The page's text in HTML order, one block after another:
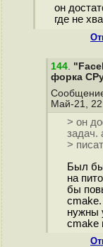
он
где не
144.
форка
Май-21,
> он
задач.
>
Был
на
бы
cmake.
нужны
cmake